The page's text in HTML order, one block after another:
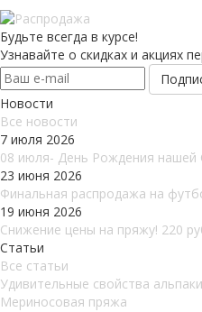
Будьте всегда в курсе!
Узнавайте о скидках и акциях
Новости
Все новости
7 июля 2026
08 июля- День Рождения нашей
23 июня 2026
Финальная распродажа на
19 июня 2026
Снижение цены на пряжу! 220
Статьи
Все статьи
Удивительные свойства альпаки
Мериносовая пряжа